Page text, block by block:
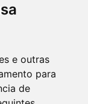
e outras
para
de